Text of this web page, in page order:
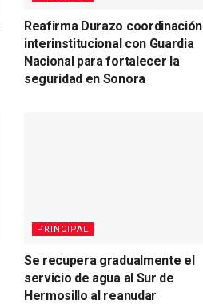
Reafirma Durazo coordinación
interinstitucional con Guardia
Nacional para fortalecer la
seguridad en Sonora
PRINCIPAL
Se recupera gradualmente el
servicio de agua al Sur de
Hermosillo al reanudar